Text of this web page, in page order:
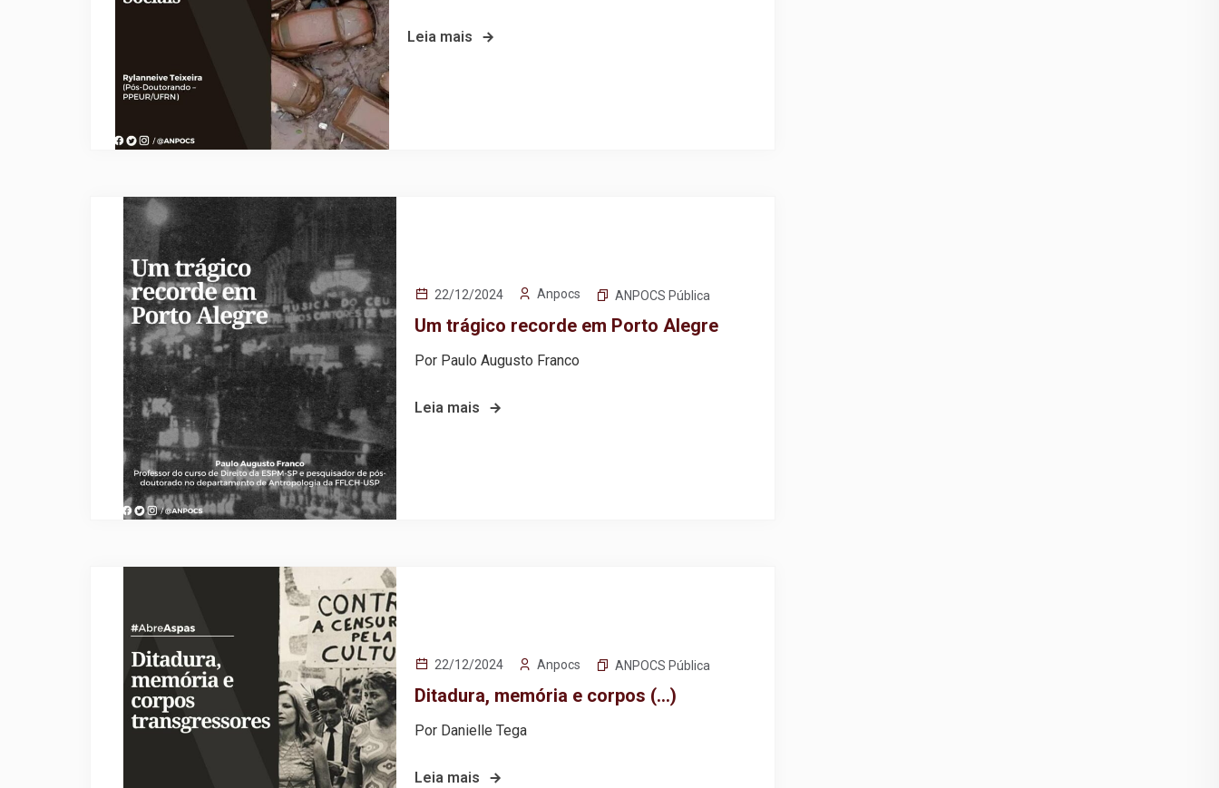
Leia mais
22/12/2024 Anpocs ANPOCS Pública
Um trágico recorde em Porto Alegre
Por Paulo Augusto Franco
Leia mais
22/12/2024 Anpocs ANPOCS Pública
Ditadura, memória e corpos (…)
Por Danielle Tega
Leia mais